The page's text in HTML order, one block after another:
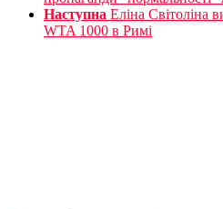
Наступна Еліна Світоліна
WTA 1000 в Римі